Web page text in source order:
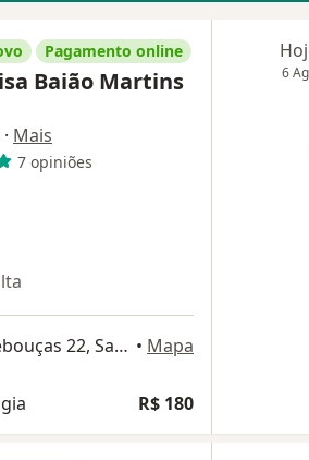
Pagamento online
Baião Martins
· Mais
7 opiniões
Praça Engenheiro José Rebouças 22, Santos • Mapa
R$ 180
6